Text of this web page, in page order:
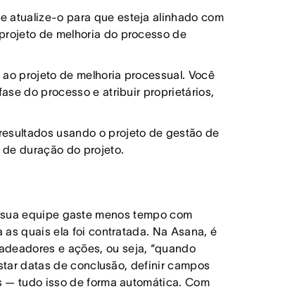
e atualize-o para que esteja alinhado com
de melhoria do processo de
projeto de melhoria processual. Você
do processo e atribuir proprietários,
usando o projeto de gestão de
duração do projeto.
equipe gaste menos tempo com
quais ela foi contratada. Na Asana, é
e ações, ou seja, “quando
datas de conclusão, definir campos
— tudo isso de forma automática. Com